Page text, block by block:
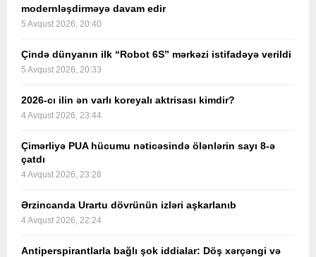
modernləşdirməyə davam edir
5 Avqust 2026, 20:40
Çində dünyanın ilk “Robot 6S” mərkəzi istifadəyə verildi
5 Avqust 2026, 20:33
2026-cı ilin ən varlı koreyalı aktrisası kimdir?
4 Avqust 2026, 23:44
Çimərliyə PUA hücumu nəticəsində ölənlərin sayı 8-ə
çatdı
4 Avqust 2026, 23:28
Ərzincanda Urartu dövrünün izləri aşkarlanıb
4 Avqust 2026, 22:24
Antiperspirantlarla bağlı şok iddialar: Döş xərçəngi və